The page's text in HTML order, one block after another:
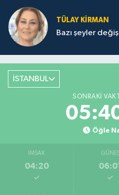
TÜLAY KİRMAN
Bazı şeyler
İSTANBUL
SONRAKI
Öğle
İMSAK
04:20 06:01